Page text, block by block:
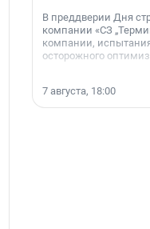
В преддверии Дня
компании «СЗ
компании,
осторожного
7 августа, 18:00